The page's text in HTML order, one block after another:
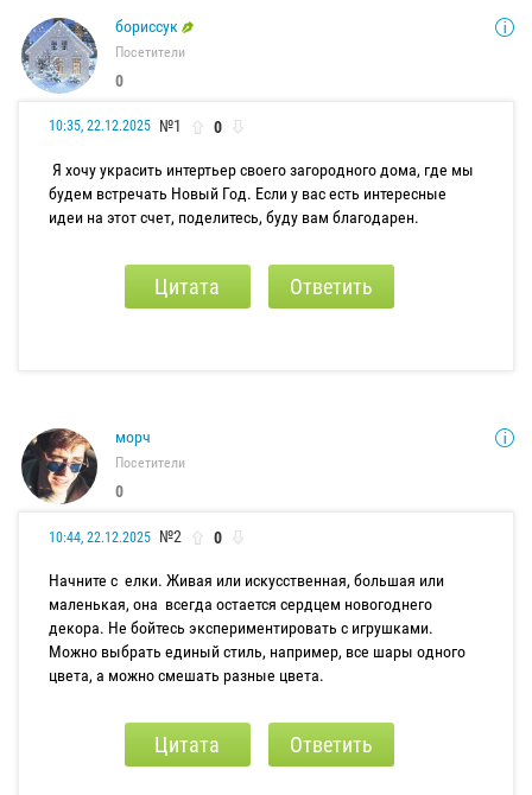
бориссук
Посетители
0
10:35, 22.12.2025 №1 0
Я хочу украсить интертьер своего загородного дома, где мы
будем встречать Новый Год. Если у вас есть интересные
идеи на этот счет, поделитесь, буду вам благодарен.
Цитата Ответить
морч
Посетители
0
10:44, 22.12.2025 №2 0
Начните с елки. Живая или искусственная, большая или
маленькая, она всегда остается сердцем новогоднего
декора. Не бойтесь экспериментировать с игрушками.
Можно выбрать единый стиль, например, все шары одного
цвета, а можно смешать разные цвета.
Цитата Ответить